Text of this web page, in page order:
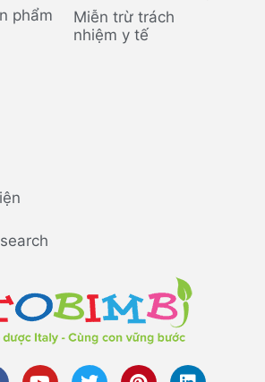
phẩm
Miễn trừ trách
nhiệm y tế